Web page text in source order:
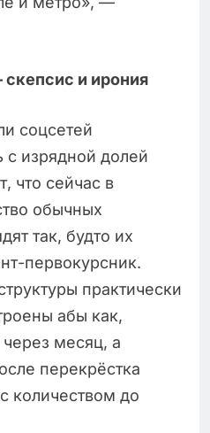
и ирония
соцсетей
с изрядной долей
что сейчас в
обычных
так, будто их
первокурсник.
практически
абы как,
через месяц, а
перекрёстка
количеством до